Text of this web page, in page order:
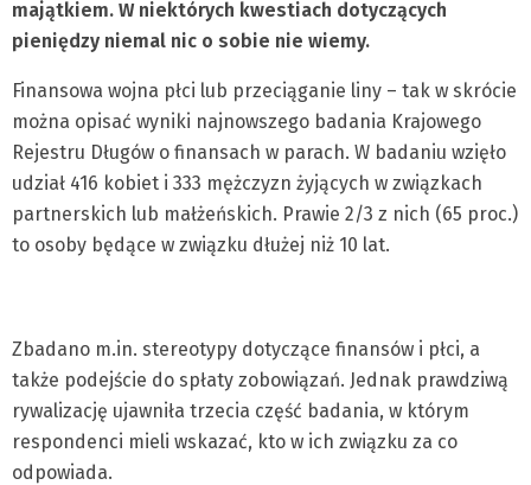
majątkiem. W niektórych kwestiach dotyczących
pieniędzy niemal nic o sobie nie wiemy.
Finansowa wojna płci lub przeciąganie liny – tak w skrócie
można opisać wyniki najnowszego badania Krajowego
Rejestru Długów o finansach w parach. W badaniu wzięło
udział 416 kobiet i 333 mężczyzn żyjących w związkach
partnerskich lub małżeńskich. Prawie 2/3 z nich (65 proc.)
to osoby będące w związku dłużej niż 10 lat.
Zbadano m.in. stereotypy dotyczące finansów i płci, a
także podejście do spłaty zobowiązań. Jednak prawdziwą
rywalizację ujawniła trzecia część badania, w którym
respondenci mieli wskazać, kto w ich związku za co
odpowiada.